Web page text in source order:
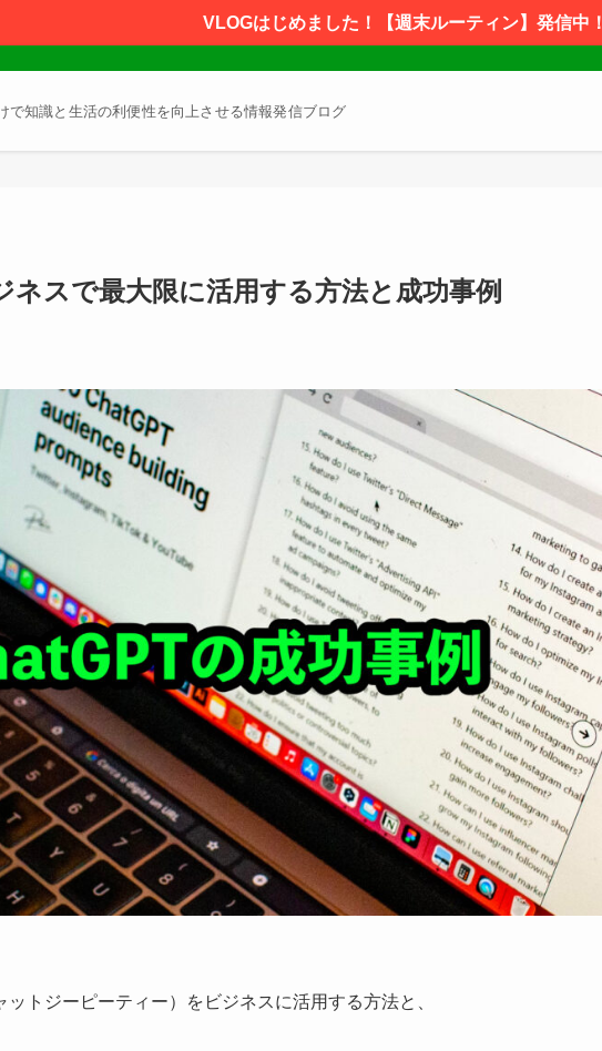
VLOGはじめました！【週末ルーティン】発信中！
で知識と生活の利便性を向上させる情報発信ブログ
ネスで最大限に活用する方法と成功事例
トジーピーティー）をビジネスに活用する方法と、